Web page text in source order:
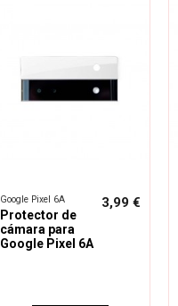
Google Pixel 6A
Protector de
cámara para
Google Pixel 6A
3,99 €